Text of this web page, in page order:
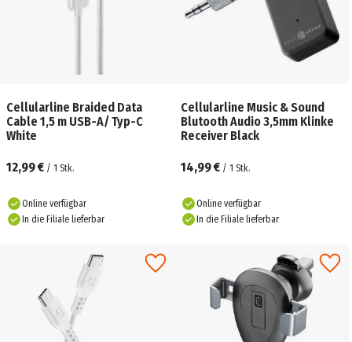
Cellularline Braided Data
Cable 1,5 m USB-A/ Typ-C
White
12,99 € / 1 Stk.
Online verfügbar
In die Filiale lieferbar
Cellularline Music & Sound
Blutooth Audio 3,5mm Klinke
Receiver Black
14,99 € / 1 Stk.
Online verfügbar
In die Filiale lieferbar